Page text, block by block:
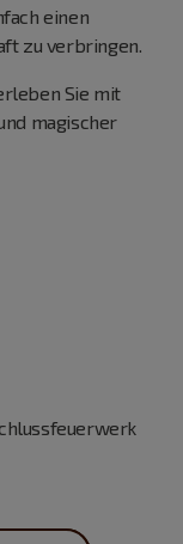
einen
zu verbringen.
Sie mit
magischer